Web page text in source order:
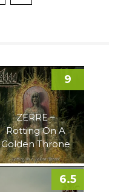
ZERRE –
Rotting On A
Golden Throne
9
6.5